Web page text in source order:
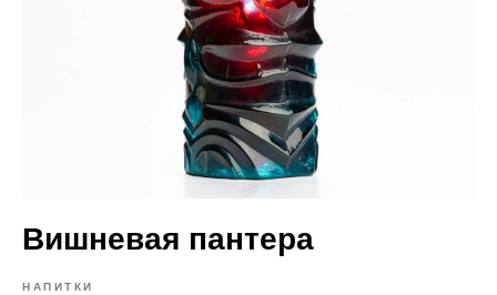
Вишневая пантера
НАПИТКИ